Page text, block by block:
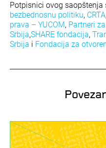
Potpisnici ovog saopštenja
bezbednosnu politiku, CRTA
prava – YUCOM, Partneri
Srbija,SHARE fondacija,
Srbija i Fondacija za